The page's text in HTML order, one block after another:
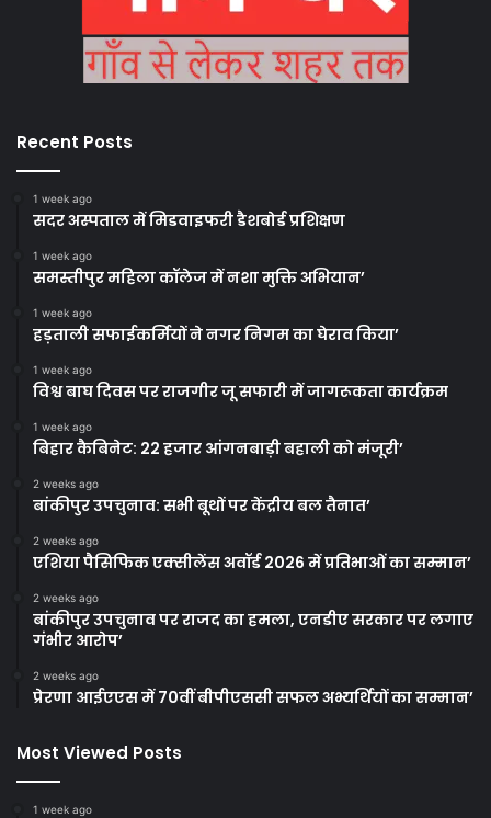
Recent Posts
1 week ago
सदर अस्पताल में मिडवाइफरी डैशबोर्ड प्रशिक्षण
1 week ago
समस्तीपुर महिला कॉलेज में नशा मुक्ति अभियान’
1 week ago
हड़ताली सफाईकर्मियों ने नगर निगम का घेराव किया’
1 week ago
विश्व बाघ दिवस पर राजगीर जू सफारी में जागरूकता कार्यक्रम
1 week ago
बिहार कैबिनेट: 22 हजार आंगनबाड़ी बहाली को मंजूरी’
2 weeks ago
बांकीपुर उपचुनाव: सभी बूथों पर केंद्रीय बल तैनात’
2 weeks ago
एशिया पैसिफिक एक्सीलेंस अवॉर्ड 2026 में प्रतिभाओं का सम्मान’
2 weeks ago
बांकीपुर उपचुनाव पर राजद का हमला, एनडीए सरकार पर लगाए
गंभीर आरोप’
2 weeks ago
प्रेरणा आईएएस में 70वीं बीपीएससी सफल अभ्यर्थियों का सम्मान’
Most Viewed Posts
1 week ago